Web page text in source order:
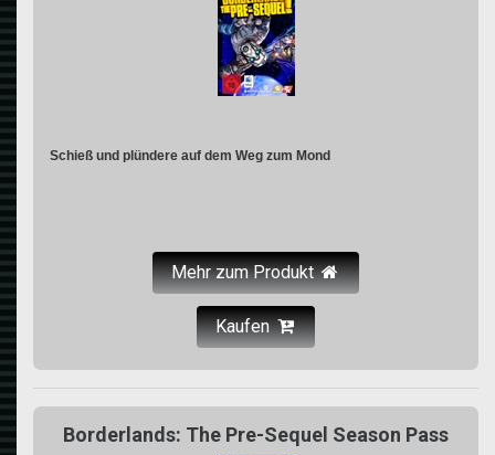
Schieß und plündere auf dem Weg zum Mond
Mehr zum Produkt
Kaufen
Borderlands: The Pre-Sequel Season Pass